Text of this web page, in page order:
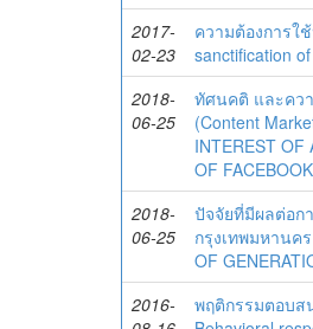
2017-
02-23
ความต้องการใ
sanctification
2018-
06-25
ทัศนคติ และคว
(Content
INTEREST OF
OF
2018-
06-25
ปัจจัยที่มีผลต่อก
กรุงเทพมหานคร
OF
2016-
พฤติกรรมตอบส